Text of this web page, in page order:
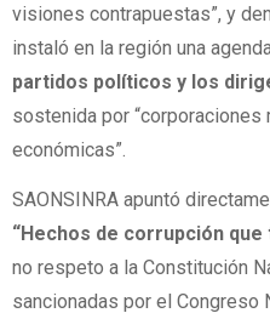
visiones contrapuestas”, y
instaló en la región una
partidos políticos y los
sostenida por
económicas”.
SAONSINRA apuntó
“Hechos de corrupción
no respeto a la Constitución
sancionadas por el Congreso